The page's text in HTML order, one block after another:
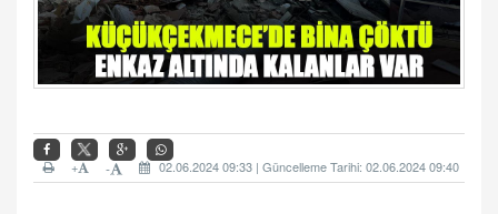
02.06.2024 09:33 | Güncelleme Tarihi: 02.06.2024 09:40
-
+